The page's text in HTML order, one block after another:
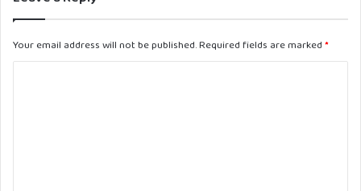
Your email address will not be published.Required fields are marked *